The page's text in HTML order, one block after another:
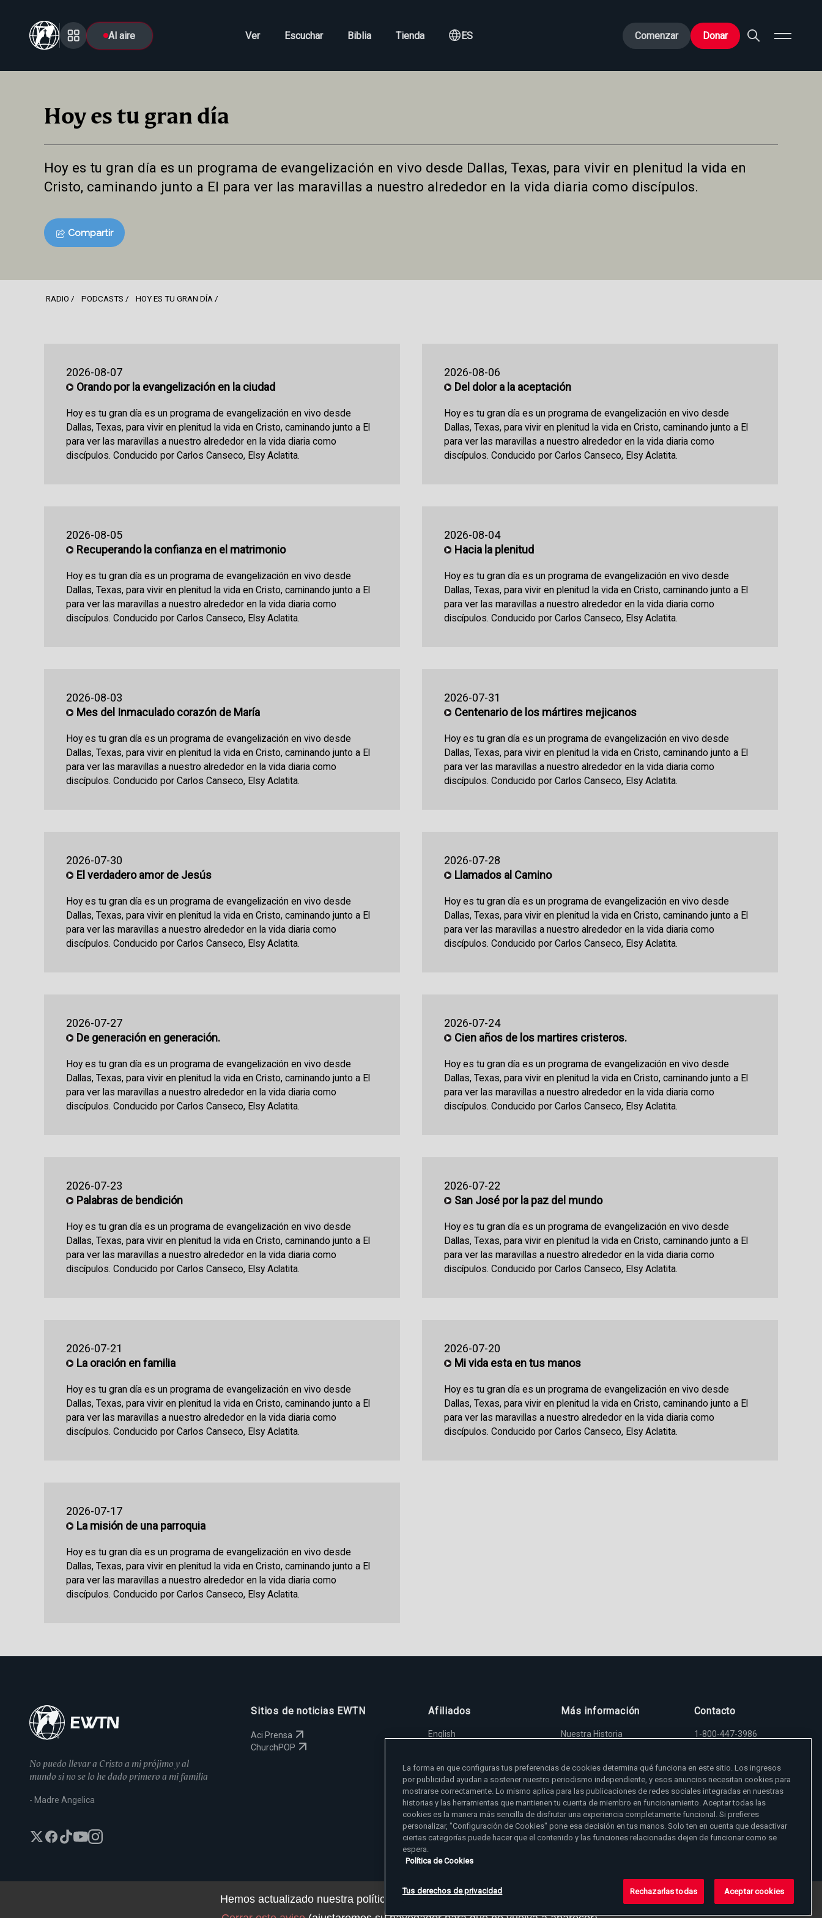
Al aire Ver Escuchar Biblia Tienda ES Comenzar Donar
Hoy es tu gran día
Hoy es tu gran día es un programa de evangelización en vivo desde Dallas, Texas, para vivir en plenitud la vida en
Cristo, caminando junto a El para ver las maravillas a nuestro alrededor en la vida diaria como discípulos.
Compartir
RADIO PODCASTS HOY ES TU GRAN DÍA
2026-08-07
Orando por la evangelización en la ciudad
Hoy es tu gran día es un programa de evangelización en vivo desde
Dallas, Texas, para vivir en plenitud la vida en Cristo, caminando junto a El
para ver las maravillas a nuestro alrededor en la vida diaria como
discípulos. Conducido por Carlos Canseco, Elsy Aclatita.
2026-08-06
Del dolor a la aceptación
Hoy es tu gran día es un programa de evangelización en vivo desde
Dallas, Texas, para vivir en plenitud la vida en Cristo, caminando junto a El
para ver las maravillas a nuestro alrededor en la vida diaria como
discípulos. Conducido por Carlos Canseco, Elsy Aclatita.
2026-08-05
Recuperando la confianza en el matrimonio
Hoy es tu gran día es un programa de evangelización en vivo desde
Dallas, Texas, para vivir en plenitud la vida en Cristo, caminando junto a El
para ver las maravillas a nuestro alrededor en la vida diaria como
discípulos. Conducido por Carlos Canseco, Elsy Aclatita.
2026-08-04
Hacia la plenitud
Hoy es tu gran día es un programa de evangelización en vivo desde
Dallas, Texas, para vivir en plenitud la vida en Cristo, caminando junto a El
para ver las maravillas a nuestro alrededor en la vida diaria como
discípulos. Conducido por Carlos Canseco, Elsy Aclatita.
2026-08-03
Mes del Inmaculado corazón de María
Hoy es tu gran día es un programa de evangelización en vivo desde
Dallas, Texas, para vivir en plenitud la vida en Cristo, caminando junto a El
para ver las maravillas a nuestro alrededor en la vida diaria como
discípulos. Conducido por Carlos Canseco, Elsy Aclatita.
2026-07-31
Centenario de los mártires mejicanos
Hoy es tu gran día es un programa de evangelización en vivo desde
Dallas, Texas, para vivir en plenitud la vida en Cristo, caminando junto a El
para ver las maravillas a nuestro alrededor en la vida diaria como
discípulos. Conducido por Carlos Canseco, Elsy Aclatita.
2026-07-30
El verdadero amor de Jesús
Hoy es tu gran día es un programa de evangelización en vivo desde
Dallas, Texas, para vivir en plenitud la vida en Cristo, caminando junto a El
para ver las maravillas a nuestro alrededor en la vida diaria como
discípulos. Conducido por Carlos Canseco, Elsy Aclatita.
2026-07-28
Llamados al Camino
Hoy es tu gran día es un programa de evangelización en vivo desde
Dallas, Texas, para vivir en plenitud la vida en Cristo, caminando junto a El
para ver las maravillas a nuestro alrededor en la vida diaria como
discípulos. Conducido por Carlos Canseco, Elsy Aclatita.
2026-07-27
De generación en generación.
Hoy es tu gran día es un programa de evangelización en vivo desde
Dallas, Texas, para vivir en plenitud la vida en Cristo, caminando junto a El
para ver las maravillas a nuestro alrededor en la vida diaria como
discípulos. Conducido por Carlos Canseco, Elsy Aclatita.
2026-07-24
Cien años de los martires cristeros.
Hoy es tu gran día es un programa de evangelización en vivo desde
Dallas, Texas, para vivir en plenitud la vida en Cristo, caminando junto a El
para ver las maravillas a nuestro alrededor en la vida diaria como
discípulos. Conducido por Carlos Canseco, Elsy Aclatita.
2026-07-23
Palabras de bendición
Hoy es tu gran día es un programa de evangelización en vivo desde
Dallas, Texas, para vivir en plenitud la vida en Cristo, caminando junto a El
para ver las maravillas a nuestro alrededor en la vida diaria como
discípulos. Conducido por Carlos Canseco, Elsy Aclatita.
2026-07-22
San José por la paz del mundo
Hoy es tu gran día es un programa de evangelización en vivo desde
Dallas, Texas, para vivir en plenitud la vida en Cristo, caminando junto a El
para ver las maravillas a nuestro alrededor en la vida diaria como
discípulos. Conducido por Carlos Canseco, Elsy Aclatita.
2026-07-21
La oración en familia
Hoy es tu gran día es un programa de evangelización en vivo desde
Dallas, Texas, para vivir en plenitud la vida en Cristo, caminando junto a El
para ver las maravillas a nuestro alrededor en la vida diaria como
discípulos. Conducido por Carlos Canseco, Elsy Aclatita.
2026-07-20
Mi vida esta en tus manos
Hoy es tu gran día es un programa de evangelización en vivo desde
Dallas, Texas, para vivir en plenitud la vida en Cristo, caminando junto a El
para ver las maravillas a nuestro alrededor en la vida diaria como
discípulos. Conducido por Carlos Canseco, Elsy Aclatita.
2026-07-17
La misión de una parroquia
Hoy es tu gran día es un programa de evangelización en vivo desde
Dallas, Texas, para vivir en plenitud la vida en Cristo, caminando junto a El
para ver las maravillas a nuestro alrededor en la vida diaria como
discípulos. Conducido por Carlos Canseco, Elsy Aclatita.
No puedo llevar a Cristo a mi prójimo y al
mundo si no se lo he dado primero a mi familia
- Madre Angelica
Sitios de noticias EWTN
Aci Prensa
ChurchPOP
Afiliados
English
Magyar
Svenska
Yкраїнська
Deutsch
Más información
Nuestra Historia
Empleos
EWTN en todas partes
EWTN Apps
Amigos Misioneros
Contacto
1-800-447-3986
viewer@ewtn.com
EIN: 63-0801391
Donar
© 2026 EWTN Inc. Todos los derechos reservados.
Hemos actualizado nuestra política de privacidad. Puede ver los detalles
La forma en que configuras tus preferencias de cookies determina qué funciona en este sitio. Los ingresos
por publicidad ayudan a sostener nuestro periodismo independiente, y esos anuncios necesitan cookies para
mostrarse correctamente. Lo mismo aplica para las publicaciones de redes sociales integradas en nuestras
historias y las herramientas que mantienen tu cuenta de miembro en funcionamiento. Aceptar todas las
cookies es la manera más sencilla de disfrutar una experiencia completamente funcional. Si prefieres
personalizar, "Configuración de Cookies" pone esa decisión en tus manos. Solo ten en cuenta que desactivar
ciertas categorías puede hacer que el contenido y las funciones relacionadas dejen de funcionar como se
espera.
Política de Cookies
Tus derechos de privacidad Rechazarlas todas Aceptar cookies